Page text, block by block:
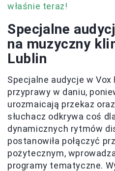
właśnie teraz!
Specjalne
na muzyczny
Lublin
Specjalne audycje w Vox
przyprawy w daniu,
urozmaicają przekaz
słuchacz odkrywa coś
dynamicznych rytmów
postanowiła połączyć
pożytecznym,
programy tematyczne.